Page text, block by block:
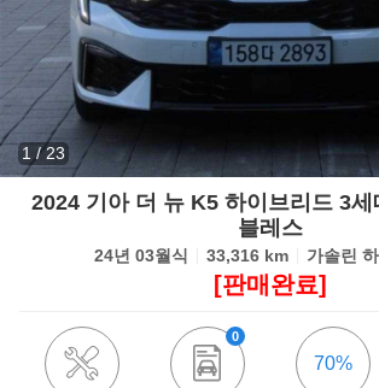
1 /23
2024 기아 더 뉴 K5 하이브리드 3
블레스
24년 03월식 33,316 km 가솔린
[판매완료]
0
70%